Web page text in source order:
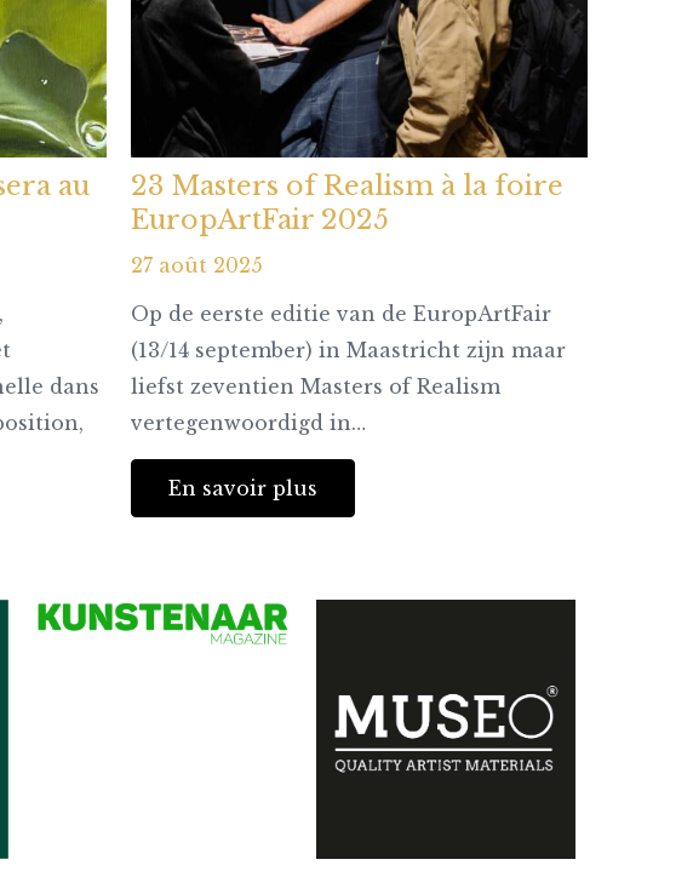
au
dans
23 Masters of Realism à la foire
EuropArtFair 2025
27 août 2025
Op de eerste editie van de EuropArtFair
(13/14 september) in Maastricht zijn maar
liefst zeventien Masters of Realism
vertegenwoordigd in…
En savoir plus